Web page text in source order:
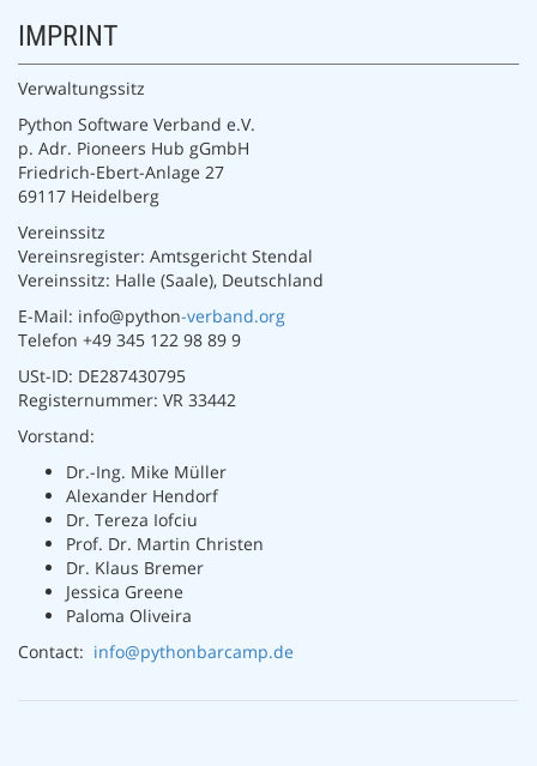
IMPRINT
Verwaltungssitz
Python Software Verband e.V.
p. Adr. Pioneers Hub gGmbH
Friedrich-Ebert-Anlage 27
69117 Heidelberg
Vereinssitz
Vereinsregister: Amtsgericht Stendal
Vereinssitz: Halle (Saale), Deutschland
E-Mail: info@python-verband.org
Telefon +49 345 122 98 89 9
USt-ID: DE287430795
Registernummer: VR 33442
Vorstand:
Dr.-Ing. Mike Müller
Alexander Hendorf
Dr. Tereza Iofciu
Prof. Dr. Martin Christen
Dr. Klaus Bremer
Jessica Greene
Paloma Oliveira
Contact: info@pythonbarcamp.de